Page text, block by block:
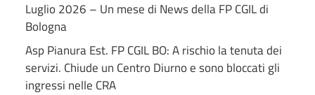
Luglio 2026 – Un mese di News della FP CGIL di
Bologna
Asp Pianura Est. FP CGIL BO: A rischio la tenuta dei
servizi. Chiude un Centro Diurno e sono bloccati gli
ingressi nelle CRA